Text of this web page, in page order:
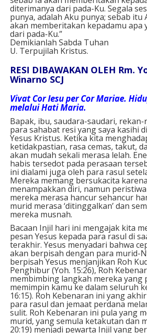
diterimanya dari pada-Ku. Segala
punya, adalah Aku punya; sebab itu
akan memberitakan kepadamu apa
dari pada-Ku.”
Demikianlah Sabda Tuhan
U. Terpujilah Kristus.
RESI DIBAWAKAN OLEH Rm.
Winarno SCJ
Vivat Cor Iesu per Cor Mariae.
melalui Hati Maria.
Bapak, ibu, saudara-saudari, rekan-
para sahabat resi yang saya kasihi
Yesus Kristus. Ketika kita
ketidakpastian, rasa cemas, takut,
akan mudah sekali merasa lelah.
habis tersedot pada perasaan
ini dialami juga oleh para rasul
Mereka memang bersukacita
menampakkan diri, namun
mereka merasa hancur sehancur
murid merasa ‘ditinggalkan’ dan
mereka musnah.
Bacaan Injil hari ini mengajak kita
pesan Yesus kepada para rasul di
terakhir. Yesus menyadari bahwa
akan berpisah dengan para murid-
berpisah Yesus menjanjikan Roh
Penghibur (Yoh. 15:26), Roh
membimbing langkah mereka yang
memimpin kamu ke dalam seluruh
16:15). Roh Kebenaran ini yang
para rasul dan jemaat perdana
sulit. Roh Kebenaran ini pula yang
murid, yang semula ketakutan dan
20:19) menjadi pewarta Injil yang